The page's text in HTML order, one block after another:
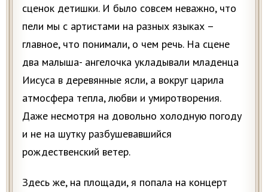
сценок детишки. И было совсем неважно, что
пели мы с артистами на разных языках –
главное, что понимали, о чем речь. На сцене
два малыша- ангелочка укладывали младенца
Иисуса в деревянные ясли, а вокруг царила
атмосфера тепла, любви и умиротворения.
Даже несмотря на довольно холодную погоду
и не на шутку разбушевавшийся
рождественский ветер.
Здесь же, на площади, я попала на концерт